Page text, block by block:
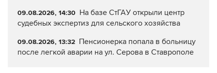
09.08.2026, 14:30 На базе СтГАУ открыли центр
судебных экспертиз для сельского хозяйства
09.08.2026, 13:32 Пенсионерка попала в больницу
после легкой аварии на ул. Серова в Ставрополе